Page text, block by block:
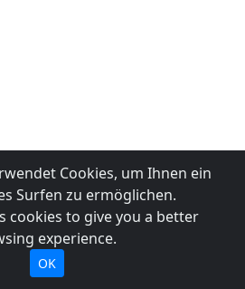
Cookies, um Ihnen ein
Surfen zu ermöglichen.
cookies to give you a better
experience.
OK